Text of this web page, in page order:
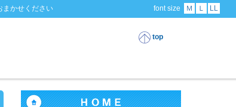
まかせください
top
font size Ｍ Ｌ LL